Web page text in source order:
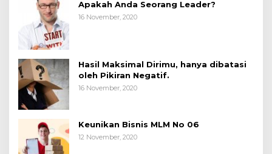
Apakah Anda Seorang Leader?
16 November, 2020
Hasil Maksimal Dirimu, hanya dibatasi
oleh Pikiran Negatif.
16 November, 2020
Keunikan Bisnis MLM No 06
12 November, 2020